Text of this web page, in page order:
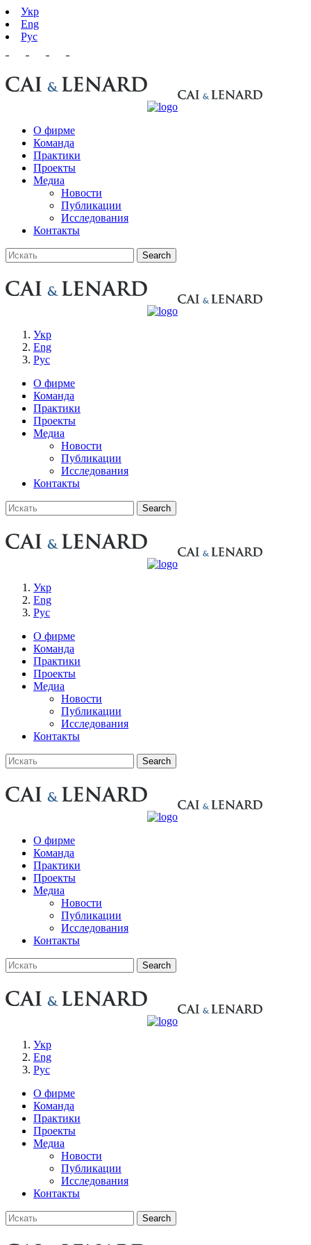
Укр
Eng
Рус
О фирме
Команда
Практики
Проекты
Медиа
Новости
Публикации
Исследования
Контакты
Укр
Eng
Рус
О фирме
Команда
Практики
Проекты
Медиа
Новости
Публикации
Исследования
Контакты
Укр
Eng
Рус
О фирме
Команда
Практики
Проекты
Медиа
Новости
Публикации
Исследования
Контакты
О фирме
Команда
Практики
Проекты
Медиа
Новости
Публикации
Исследования
Контакты
Укр
Eng
Рус
О фирме
Команда
Практики
Проекты
Медиа
Новости
Публикации
Исследования
Контакты